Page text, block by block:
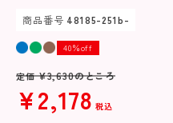
商品番号 48185-251b-
40％off
定価 ¥3,630のところ
¥2,178 税込